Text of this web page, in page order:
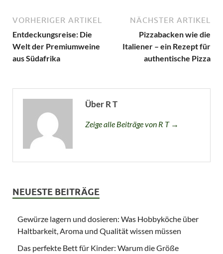
VORHERIGER ARTIKEL
Entdeckungsreise: Die
Welt der Premiumweine
aus Südafrika
NÄCHSTER ARTIKEL
Pizzabacken wie die
Italiener – ein Rezept für
authentische Pizza
Über R T
Zeige alle Beiträge von R T →
NEUESTE BEITRÄGE
Gewürze lagern und dosieren: Was Hobbyköche über
Haltbarkeit, Aroma und Qualität wissen müssen
Das perfekte Bett für Kinder: Warum die Größe